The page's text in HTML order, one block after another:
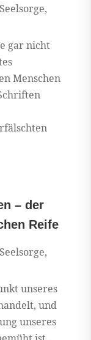
,
gar nicht
Menschen
– der
Reife
,
unseres
und
unseres